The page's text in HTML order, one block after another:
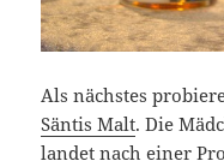
Als nächstes
Säntis Malt. Die
landet nach einer